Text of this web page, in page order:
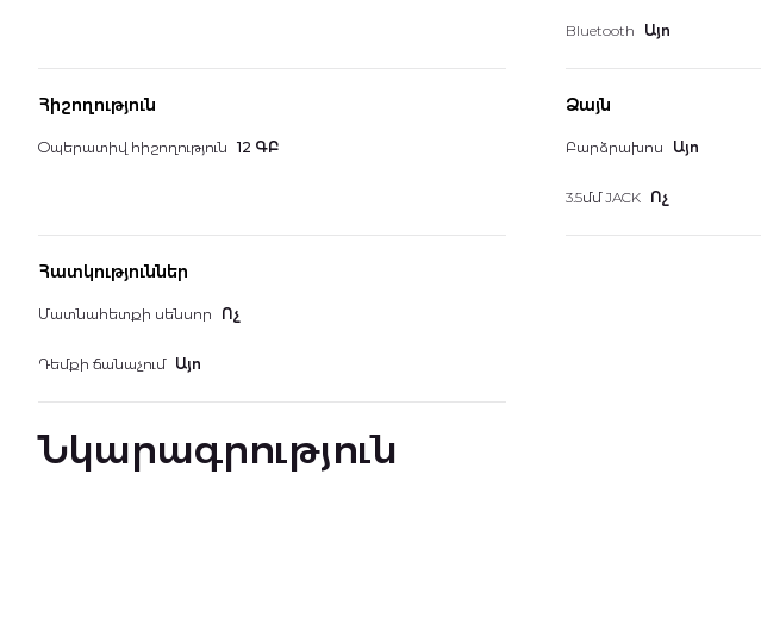
Bluetooth Այո
Հիշողություն
Օպերատիվ հիշողություն 12 ԳԲ
Ձայն
Բարձրախոս Այո
3.5մմ JACK Ոչ
Հատկություններ
Մատնահետքի սենսոր Ոչ
Դեմքի ճանաչում Այո
Նկարագրություն